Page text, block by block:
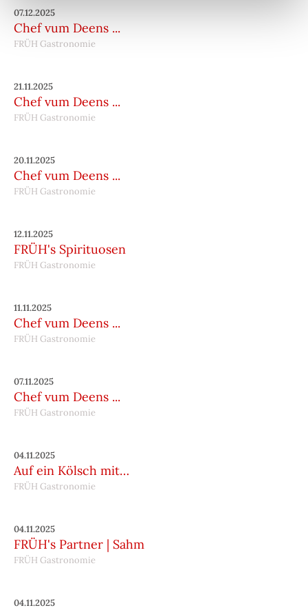
07.12.2025
Chef vum Deens ...
FRÜH Gastronomie
21.11.2025
Chef vum Deens ...
FRÜH Gastronomie
20.11.2025
Chef vum Deens ...
FRÜH Gastronomie
12.11.2025
FRÜH's Spirituosen
FRÜH Gastronomie
11.11.2025
Chef vum Deens ...
FRÜH Gastronomie
07.11.2025
Chef vum Deens ...
FRÜH Gastronomie
04.11.2025
Auf ein Kölsch mit…
FRÜH Gastronomie
04.11.2025
FRÜH's Partner | Sahm
FRÜH Gastronomie
04.11.2025